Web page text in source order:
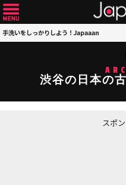
手洗いをしっかりしよう！Japaaan
渋谷の日本の
スポ